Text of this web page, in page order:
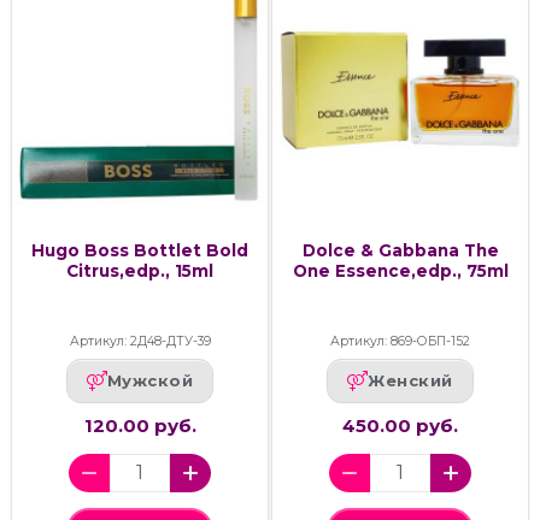
Hugo Boss Bottlet Bold
Citrus,edp., 15ml
Артикул: 2Д48-ДТУ-39
Мужской
120.00 руб.
Dolce & Gabbana The
One Essence,edp., 75ml
Артикул: 869-ОБП-152
Женский
450.00 руб.